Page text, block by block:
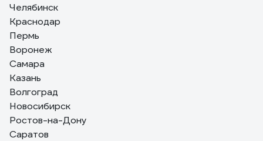
Челябинск
Краснодар
Пермь
Воронеж
Самара
Казань
Волгоград
Новосибирск
Ростов-на-Дону
Саратов